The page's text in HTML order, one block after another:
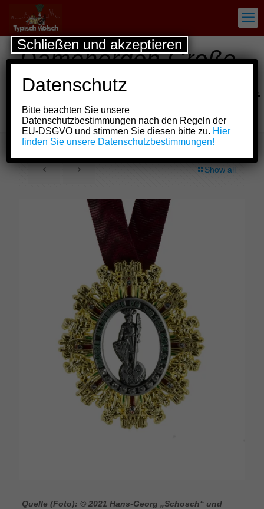
Damenorden Große
Allgemeine
Karnevalsgesellschaft
von 1900 Köln e.V.
Show all
Quelle (Foto): © 2021 Hans-Georg „Schosch“ und
Datenschutz
Bitte beachten Sie unsere
Datenschutzbestimmungen nach den Regeln der
EU-DSGVO und stimmen Sie diesen bitte zu. Hier
finden Sie unsere Datenschutzbestimmungen!
Schließen und akzeptieren